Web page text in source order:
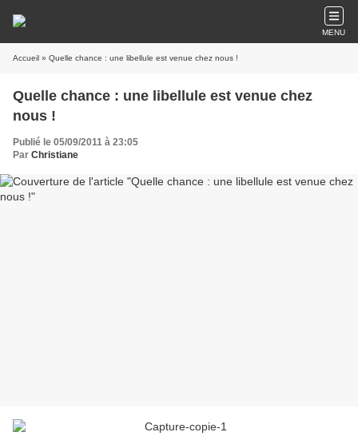
MENU
Accueil » Quelle chance : une libellule est venue chez nous !
Quelle chance : une libellule est venue chez
nous !
Publié le 05/09/2011 à 23:05
Par Christiane